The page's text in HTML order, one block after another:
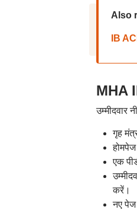
Also
IB
MHA
उम्मीदवार
गृह
एक
करें।
नए पेज